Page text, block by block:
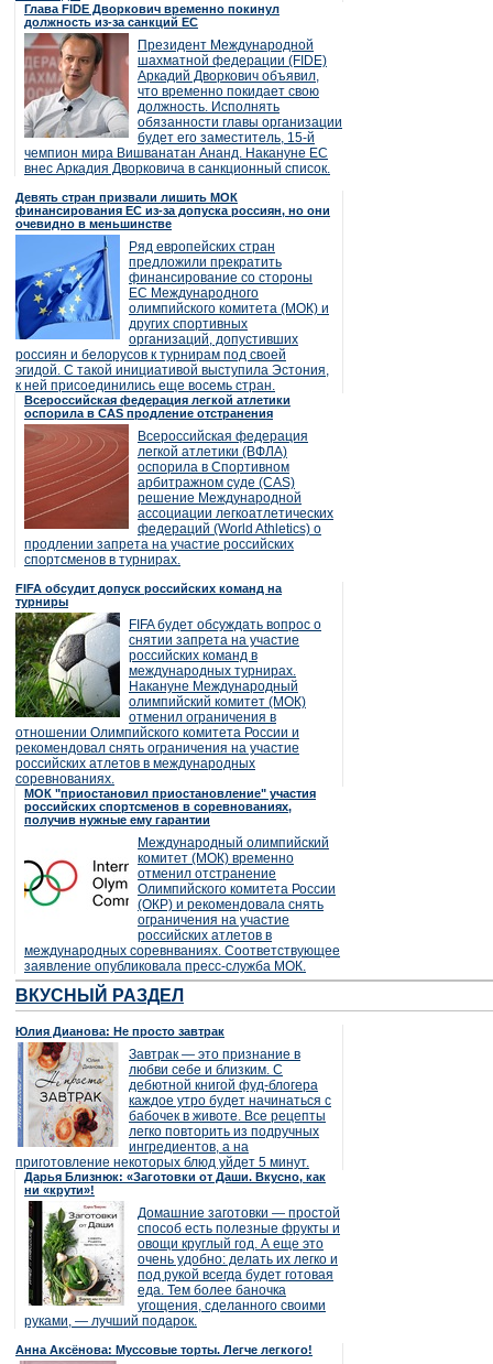
Глава FIDE Дворкович временно покинул
должность из-за санкций ЕС
Президент Международной
шахматной федерации (FIDE)
Аркадий Дворкович объявил,
что временно покидает свою
должность. Исполнять
обязанности главы организации
будет его заместитель, 15-й
чемпион мира Вишванатан Ананд. Накануне ЕС
внес Аркадия Дворковича в санкционный список.
Девять стран призвали лишить МОК
финансирования ЕС из-за допуска россиян, но они
очевидно в меньшинстве
Ряд европейских стран
предложили прекратить
финансирование со стороны
ЕС Международного
олимпийского комитета (МОК) и
других спортивных
организаций, допустивших
россиян и белорусов к турнирам под своей
эгидой. С такой инициативой выступила Эстония,
к ней присоединились еще восемь стран.
Всероссийская федерация легкой атлетики
оспорила в CAS продление отстранения
Всероссийская федерация
легкой атлетики (ВФЛА)
оспорила в Спортивном
арбитражном суде (CAS)
решение Международной
ассоциации легкоатлетических
федераций (World Athletics) о
продлении запрета на участие российских
спортсменов в турнирах.
FIFA обсудит допуск российских команд на
турниры
FIFA будет обсуждать вопрос о
снятии запрета на участие
российских команд в
международных турнирах.
Накануне Международный
олимпийский комитет (МОК)
отменил ограничения в
отношении Олимпийского комитета России и
рекомендовал снять ограничения на участие
российских атлетов в международных
соревнованиях.
МОК "приостановил приостановление" участия
российских спортсменов в соревнованиях,
получив нужные ему гарантии
Международный олимпийский
комитет (МОК) временно
отменил отстранение
Олимпийского комитета России
(ОКР) и рекомендовала снять
ограничения на участие
российских атлетов в
международных соревнваниях. Соответствующее
заявление опубликовала пресс-служба МОК.
ВКУСНЫЙ РАЗДЕЛ
Юлия Дианова: Не просто завтрак
Завтрак — это признание в
любви себе и близким. С
дебютной книгой фуд-блогера
каждое утро будет начинаться с
бабочек в животе. Все рецепты
легко повторить из подручных
ингредиентов, а на
приготовление некоторых блюд уйдет 5 минут.
Дарья Близнюк: «Заготовки от Даши. Вкусно, как
ни «крути»!
Домашние заготовки — простой
способ есть полезные фрукты и
овощи круглый год. А еще это
очень удобно: делать их легко и
под рукой всегда будет готовая
еда. Тем более баночка
угощения, сделанного своими
руками, — лучший подарок.
Анна Аксёнова: Муссовые торты. Легче легкого!